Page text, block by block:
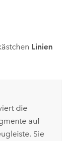
Linien
die
auf
Sie